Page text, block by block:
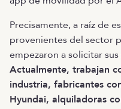
Precisamente, a raíz de
provenientes del sector
empezaron a solicitar
Actualmente, trabajan
industria, fabricantes
Hyundai, alquiladoras